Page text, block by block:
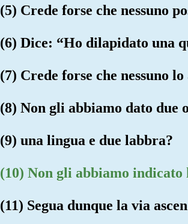
(5) Crede forse che nessuno
(6) Dice: “Ho dilapidato una
(7) Crede forse che nessuno
(8) Non gli abbiamo dato due
(9) una lingua e due labbra?
(10) Non gli abbiamo indicato
(11) Segua dunque la via